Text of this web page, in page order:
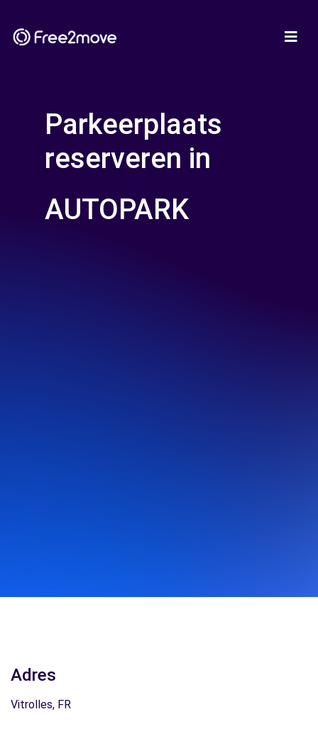
Parkeerplaats
reserveren in
AUTOPARK
Adres
Vitrolles, FR